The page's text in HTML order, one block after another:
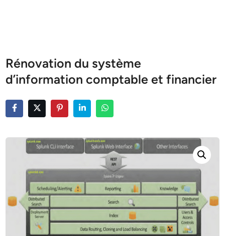
Rénovation du système
d’information comptable et financier